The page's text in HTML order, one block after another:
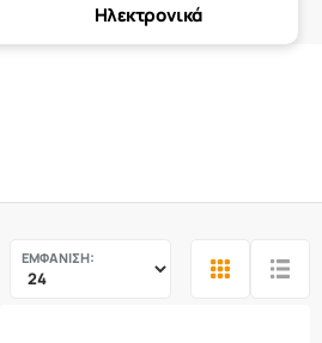
Ηλεκτρονικά
ΕΜΦΑΝΙΣΗ: